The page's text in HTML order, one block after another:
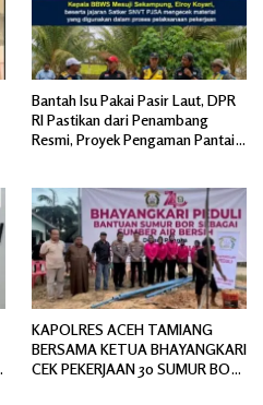
Bantah Isu Pakai Pasir Laut, DPR
RI Pastikan dari Penambang
Resmi, Proyek Pengaman Pantai
KAPOLRES ACEH TAMIANG
BERSAMA KETUA BHAYANGKARI
CEK PEKERJAAN 30 SUMUR BOR